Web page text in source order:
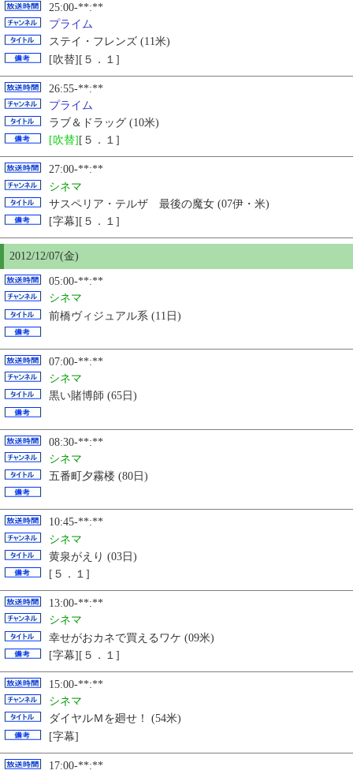
25:00-**:**
プライム
ステイ・フレンズ (11米)
[吹替][５．１]
26:55-**:**
プライム
ラブ＆ドラッグ (10米)
[吹替] [５．１]
27:00-**:**
シネマ
サスペリア・テルザ 最後の魔女 (07伊・米)
[字幕][５．１]
2012/12/07(金)
05:00-**:**
シネマ
前橋ヴィジュアル系 (11日)
07:00-**:**
シネマ
黒い賭博師 (65日)
08:30-**:**
シネマ
五番町夕霧楼 (80日)
10:45-**:**
シネマ
黄泉がえり (03日)
[５．１]
13:00-**:**
シネマ
幸せがおカネで買えるワケ (09米)
[字幕][５．１]
15:00-**:**
シネマ
ダイヤルＭを廻せ！ (54米)
[字幕]
17:00-**:**